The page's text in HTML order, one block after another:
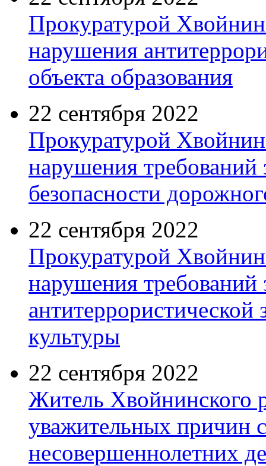
Прокуратурой
нарушения
объекта образования
22 сентября 2022
Прокуратурой
нарушения требований
безопасности
22 сентября 2022
Прокуратурой
нарушения требований
культуры
22 сентября 2022
Житель Хвойнинского
уважительных причин
несовершеннолетних